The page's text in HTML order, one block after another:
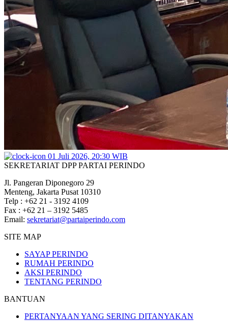
01 Juli 2026, 20:30 WIB
SEKRETARIAT DPP PARTAI PERINDO
Jl. Pangeran Diponegoro 29
Menteng, Jakarta Pusat 10310
Telp : +62 21 - 3192 4109
Fax : +62 21 – 3192 5485
Email: sekretariat@partaiperindo.com
SITE MAP
SAYAP PERINDO
RUMAH PERINDO
AKSI PERINDO
TENTANG PERINDO
BANTUAN
PERTANYAAN YANG SERING DITANYAKAN